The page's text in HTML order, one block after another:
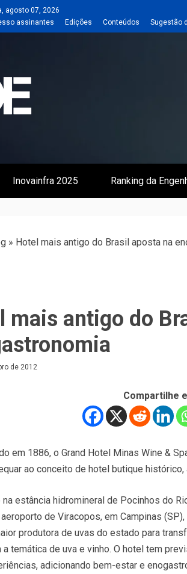
agosto 07, 2026
assinantes Edições Conteúdos Sugestão
| O
Inovainfra 2025 Ranking da
» Hotel mais antigo do Brasil aposta na
mais antigo do
de 2012
Compartilhe
em 1886, o Grand Hotel Minas Wine &
ao conceito de hotel butique
estância hidromineral de Pocinhos do
de Viracopos, em Campinas
produtora de uvas do estado para
a temática de uva e vinho. O hotel tem
adicionando bem-estar e